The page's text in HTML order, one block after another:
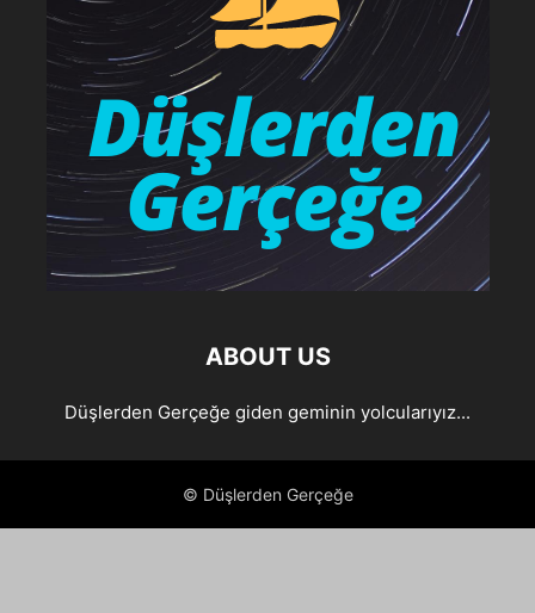
ABOUT US
Düşlerden Gerçeğe giden geminin yolcularıyız...
© Düşlerden Gerçeğe